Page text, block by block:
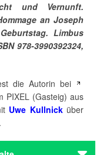
und Vernunft.
an Joseph
Limbus
978-3990392324,
die Autorin bei
PIXEL (Gasteig) aus
Uwe Kullnicküber